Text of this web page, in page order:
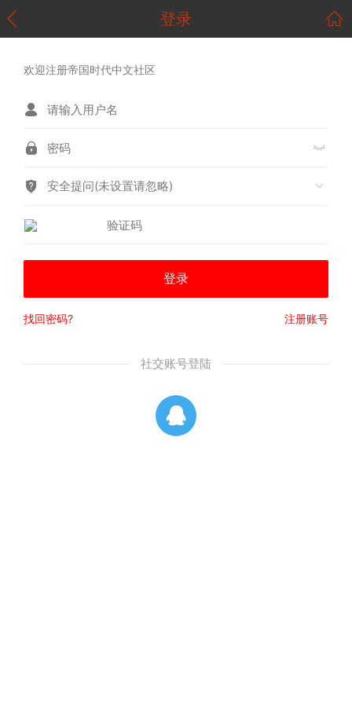
登录
欢迎注册帝国时代中文社区
安全提问(未设置请忽略)
登录
找回密码? 注册账号
社交账号登陆